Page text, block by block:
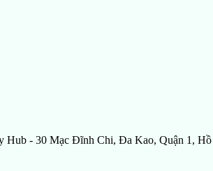
Hub - 30 Mạc Đĩnh Chi, Đa Kao, Quận 1, Hồ